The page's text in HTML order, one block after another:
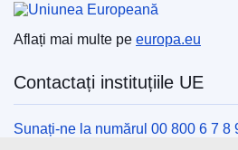
Aflați mai multe pe europa.eu
Contactați instituțiile UE
Sunați-ne la numărul 00 800 6 7 8